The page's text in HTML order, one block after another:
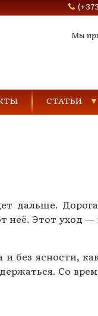
Мы
СТАТЬИ
дальше.
неё. Этот уход
без ясности,
Со